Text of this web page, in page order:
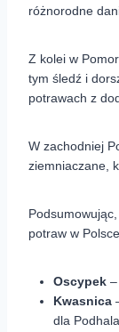
różnorodne
Z kolei w
tym śledź i
potrawach z
W zachodniej
ziemniaczane,
potraw w
Oscypek
Kwasnica
dla Podhala